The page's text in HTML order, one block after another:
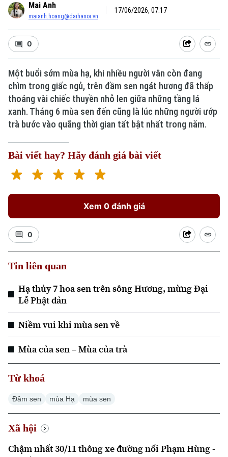
Xu hướng
Thời sự
Hà Nội
Mai Anh
maianh.hoang@daihanoi.vn
17/06/2026, 07:17
0
Một buổi sớm mùa hạ, khi nhiều người vẫn còn đang
chìm trong giấc ngủ, trên đầm sen ngát hương đã thấp
thoáng vài chiếc thuyền nhỏ len giữa những tầng lá
xanh. Tháng 6 mùa sen đến cũng là lúc những người ướp
trà bước vào quãng thời gian tất bật nhất trong năm.
Bài viết hay? Hãy đánh giá bài viết
Xem 0 đánh giá
0
Tin liên quan
Hạ thủy 7 hoa sen trên sông Hương, mừng Đại
Lễ Phật đản
Niềm vui khi mùa sen về
Mùa của sen – Mùa của trà
Từ khoá
Đầm sen mùa Hạ mùa sen
Xã hội
Chậm nhất 30/11 thông xe đường nối Phạm Hùng -